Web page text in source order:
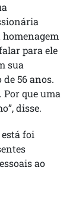
para ele
sua
56 anos.
Por que uma
disse.
foi
ao